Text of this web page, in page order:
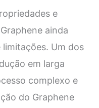
e
ainda
Um dos
em larga
complexo e
do Graphene